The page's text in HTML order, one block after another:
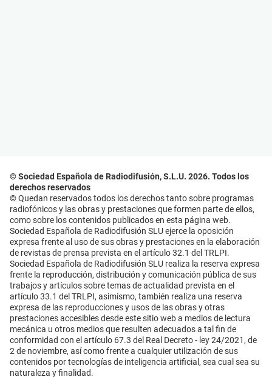
© Sociedad Española de Radiodifusión, S.L.U. 2026. Todos los
derechos reservados
© Quedan reservados todos los derechos tanto sobre programas
radiofónicos y las obras y prestaciones que formen parte de ellos,
como sobre los contenidos publicados en esta página web.
Sociedad Española de Radiodifusión SLU ejerce la oposición
expresa frente al uso de sus obras y prestaciones en la elaboración
de revistas de prensa prevista en el artículo 32.1 del TRLPI.
Sociedad Española de Radiodifusión SLU realiza la reserva expresa
frente la reproducción, distribución y comunicación pública de sus
trabajos y artículos sobre temas de actualidad prevista en el
artículo 33.1 del TRLPI, asimismo, también realiza una reserva
expresa de las reproducciones y usos de las obras y otras
prestaciones accesibles desde este sitio web a medios de lectura
mecánica u otros medios que resulten adecuados a tal fin de
conformidad con el artículo 67.3 del Real Decreto - ley 24/2021, de
2 de noviembre, así como frente a cualquier utilización de sus
contenidos por tecnologías de inteligencia artificial, sea cual sea su
naturaleza y finalidad.